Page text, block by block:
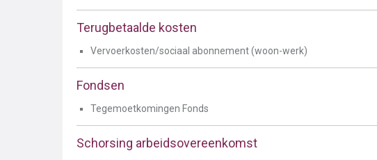
Terugbetaalde kosten
Vervoerkosten/sociaal abonnement (woon-werk)
Fondsen
Tegemoetkomingen Fonds
Schorsing arbeidsovereenkomst